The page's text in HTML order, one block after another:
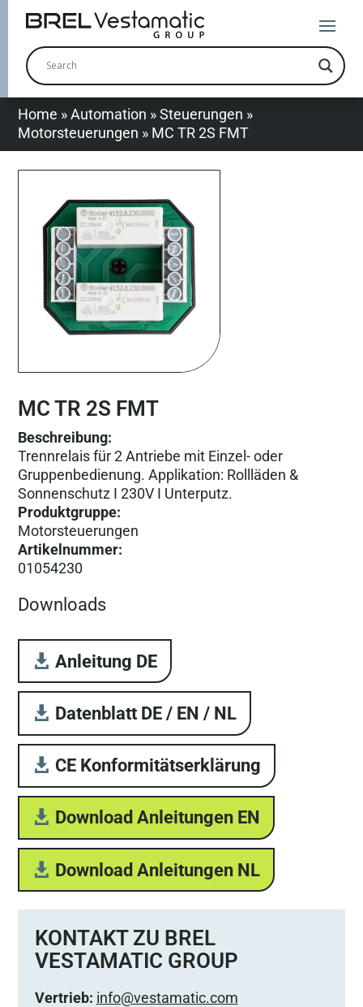
Home »Automation »Steuerungen »
Motorsteuerungen » MC TR 2S FMT
MC TR 2S FMT
Beschreibung:
Trennrelais für 2 Antriebe mit Einzel- oder
Gruppenbedienung. Applikation: Rollläden &
Sonnenschutz I 230V I Unterputz.
Produktgruppe:
Motorsteuer­ungen
Artikelnummer:
01054230
Downloads
Anleitung DE
Datenblatt DE / EN / NL
CE Konformitätserklärung
Download Anleitungen EN
Download Anleitungen NL
KONTAKT ZU BREL
VESTAMATIC GROUP
Vertrieb: info@vestamatic.com